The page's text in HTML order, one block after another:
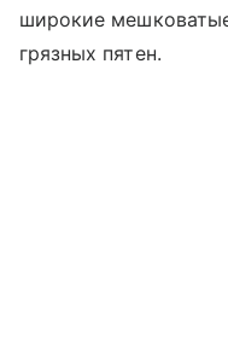
широкие
грязных пятен.